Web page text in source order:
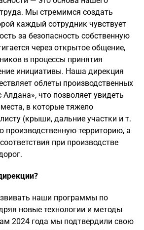
Мы стремимся создать
каждый сотрудник чувствует
за безопасность собственную
через открытое общение,
в процессы принятия
инициативы. Наша дирекция
облеты производственных
что позволяет увидеть
в которые тяжело
(крыши, дальние участки и т.
производственную территорию, а
при производстве
наши программы по
новые технологии и методы
2024 года мы подтвердили свою